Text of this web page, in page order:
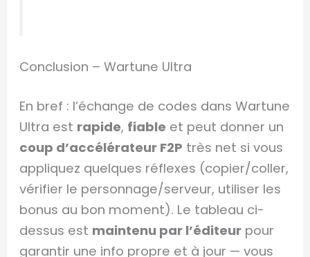
Conclusion – Wartune Ultra
En bref : l’échange de codes dans Wartune
Ultra est rapide, fiable et peut donner un
coup d’accélérateur F2P très net si vous
appliquez quelques réflexes (copier/coller,
vérifier le personnage/serveur, utiliser les
bonus au bon moment). Le tableau ci-
dessus est maintenu par l’éditeur pour
garantir une info propre et à jour — vous